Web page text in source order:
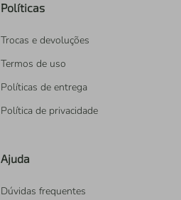
Políticas
Trocas e devoluções
Termos de uso
Políticas de entrega
Política de privacidade
Ajuda
Dúvidas frequentes